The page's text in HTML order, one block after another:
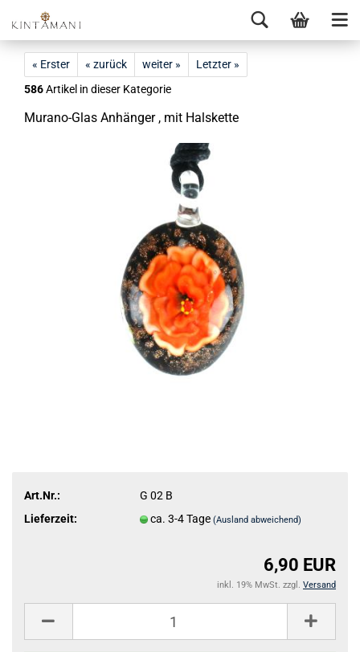
« Erster « zurück weiter »
Letzter »
586Artikel in dieser Kategorie
Murano-​Glas An­hän­ger , mit Hals­ket­te
Art.Nr.:
G 02 B
Lieferzeit:
ca. 3-4 Tage(Ausland abweichend)
6,90 EUR
inkl. 19% MwSt. zzgl. Versand